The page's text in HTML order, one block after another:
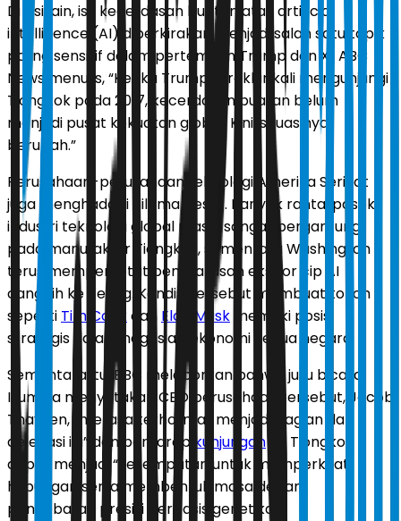
Di sisi lain, isu kecerdasan buatan atau artificial
intelligence (AI) diperkirakan menjadi salah satu topik
paling sensitif dalam pertemuan Trump dan Xi. ABC
News menulis, “Ketika Trump terakhir kali mengunjungi
Tiongkok pada 2017, kecerdasan buatan belum
menjadi pusat kekuatan global. Kini, situasinya
berubah.”
Perusahaan-perusahaan teknologi Amerika Serikat
juga menghadapi dilema besar. Banyak rantai pasok
industri teknologi global masih sangat bergantung
pada manufaktur Tiongkok, sementara Washington
terus memperketat pembatasan ekspor cip AI
canggih ke Beijing. Kondisi tersebut membuat tokoh
seperti Tim Cookdan Elon Musk memiliki posisi
strategis dalam negosiasi ekonomi kedua negara.
Sementara itu, BBC melaporkan bahwa juru bicara
Illumina menyatakan CEO perusahaan tersebut, Jacob
Thaysen, “merasa terhormat menjadi bagian dari
delegasi ini” dan berharap kunjunganke Tiongkok
dapat menjadi “kesempatan untuk memperkuat
hubungan serta membentuk masa depan
pengobatan presisi berbasis genetika.”